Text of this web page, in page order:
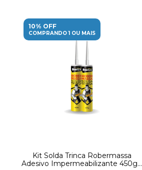
10% OFF
COMPRANDO 1 OU MAIS
Kit Solda Trinca Robermassa
Adesivo Impermeabilizante 450g -